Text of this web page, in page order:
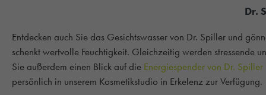
Dr.
Entdecken auch Sie das Gesichtswasser von Dr. Spiller und
schenkt wertvolle Feuchtigkeit. Gleichzeitig werden stressende
Sie außerdem einen Blick auf die Energiespender von Dr. Spiller
persönlich in unserem Kosmetikstudio in Erkelenz zur Verfügung.